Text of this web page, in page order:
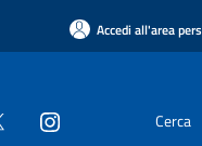
Accedi all'area
Cerca